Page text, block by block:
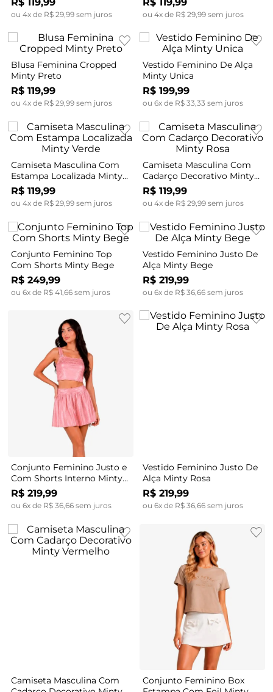
ou 4x de R$ 29, 99sem juros ou 4x de R$ 29, 99sem juros
Blusa Feminina Cropped
Minty Preto
R$ 119,99
ou 4x de R$ 29,99sem juros
Vestido Feminino De Alça
Minty Unica
R$ 199,99
ou 6x de R$ 33,33 sem juros
Camiseta Masculina Com
Estampa Localizada Minty
Verde
R$ 119,99
ou 4x de R$ 29,99sem juros
Camiseta Masculina Com
Cadarço Decorativo Minty
Rosa
R$ 119,99
ou 4x de R$ 29,99sem juros
Conjunto Feminino Top
Com Shorts Minty Bege
R$ 249,99
ou 6x de R$ 41 66sem juros
Vestido Feminino Justo De
Alça Minty Bege
R$ 219,99
ou 6x de R$ 36, 66sem juros
Conjunto Feminino Justo e
Com Shorts Interno Minty
Unica
R$ 219,99
ou 6x de R$ 36, 66sem juros
Vestido Feminino Justo De
Alça Minty Rosa
R$ 219,99
ou 6x de R$ 36, 66sem juros
Camiseta Masculina Com
Conjunto Feminino Box